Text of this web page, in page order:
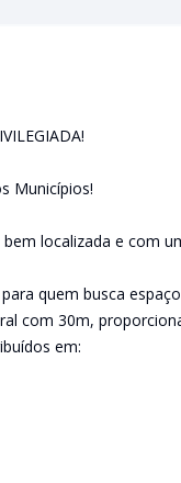
Municípios!
localizada e com
quem busca
com 30m,
em: